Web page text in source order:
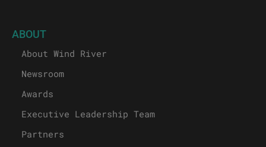
ABOUT
About Wind River
Newsroom
Awards
Executive Leadership Team
Partners